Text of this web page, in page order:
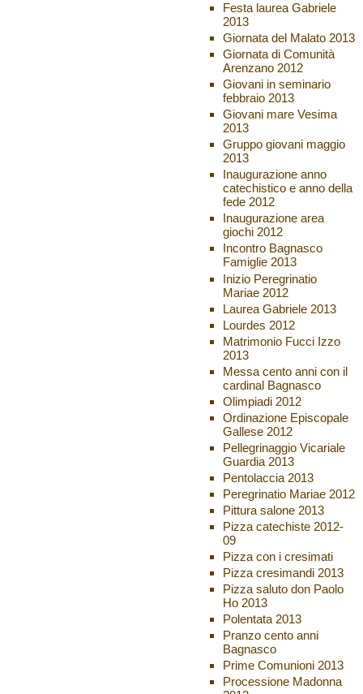
Festa laurea Gabriele
2013
Giornata del Malato 2013
Giornata di Comunità
Arenzano 2012
Giovani in seminario
febbraio 2013
Giovani mare Vesima
2013
Gruppo giovani maggio
2013
Inaugurazione anno
catechistico e anno della
fede 2012
Inaugurazione area
giochi 2012
Incontro Bagnasco
Famiglie 2013
Inizio Peregrinatio
Mariae 2012
Laurea Gabriele 2013
Lourdes 2012
Matrimonio Fucci Izzo
2013
Messa cento anni con il
cardinal Bagnasco
Olimpiadi 2012
Ordinazione Episcopale
Gallese 2012
Pellegrinaggio Vicariale
Guardia 2013
Pentolaccia 2013
Peregrinatio Mariae 2012
Pittura salone 2013
Pizza catechiste 2012-
09
Pizza con i cresimati
Pizza cresimandi 2013
Pizza saluto don Paolo
Ho 2013
Polentata 2013
Pranzo cento anni
Bagnasco
Prime Comunioni 2013
Processione Madonna